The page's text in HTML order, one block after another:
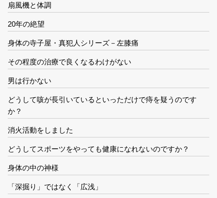
扇風機と体調
20年の絶望
身体の寺子屋・真犯人シリーズ－左膝痛
その程度の治療で良くなるわけがない
男は行かない
どうして咳が長引いているといっただけで痔を疑うのです
か？
消火活動をしました
どうしてスポーツをやっても健康になれないのですか？
身体の中の神様
「深掘り」ではなく「広浅」